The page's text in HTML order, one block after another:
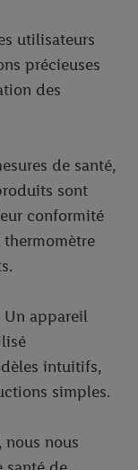
utilisateurs
précieuses
des
de santé,
sont
conformité
thermomètre
appareil
intuitifs,
simples.
nous nous